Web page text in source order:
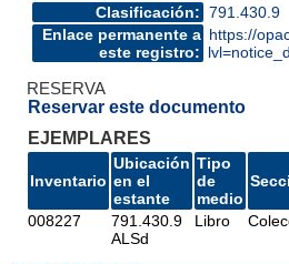
Clasificación: 791.430.9
Enlace permanente a
este registro:
https://
RESERVA
Reservar este documento
EJEMPLARES
Inventario
Ubicación
en el
estante
Tipo
de
medio
008227
791.430.9
ALSd
Libro